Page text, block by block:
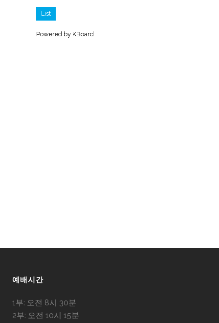
List
Powered by KBoard
예배시간
1부: 오전 8시 30분
2부: 오전 10시 15분